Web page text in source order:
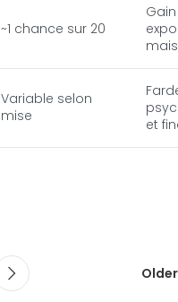
~1 chance sur 20
Gain
Variable selon
mise
et
Older